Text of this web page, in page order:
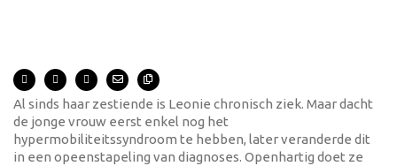
Al sinds haar zestiende is Leonie chronisch ziek. Maar dacht
de jonge vrouw eerst enkel nog het
hypermobiliteitssyndroom te hebben, later veranderde dit
in een opeenstapeling van diagnoses. Openhartig doet ze